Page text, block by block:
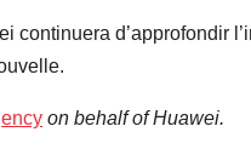
continuera d’approfondir
on behalf of Huawei.